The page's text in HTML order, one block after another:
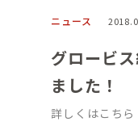
ニュース
グロービ
ました！
詳しくはこちら